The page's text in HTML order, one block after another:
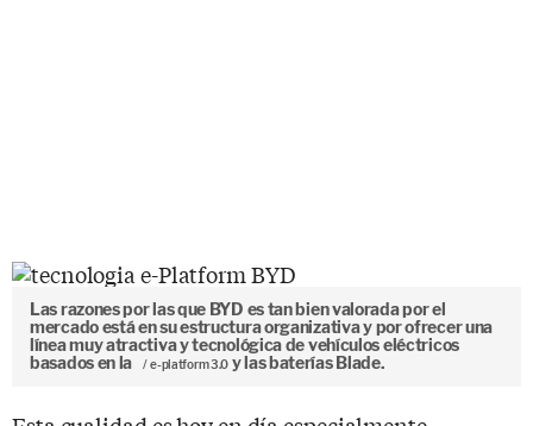
Las razones por las que BYD es tan bien valorada por el
mercado está en su estructura organizativa y por ofrecer una
línea muy atractiva y tecnológica de vehículos eléctricos
basados en la
e-platform 3.0 y las baterías Blade.